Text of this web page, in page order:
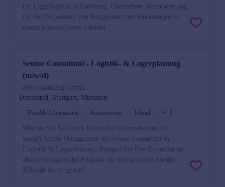
für Lagerlogistik in Garching. Übernehme Verantwortung
für die Disposition von Baugeräten und Werkzeugen in
einem krisensicheren Umfeld.
Senior Consultant - Logistik- & Lagerplanung
(m/w/d)
ebp-consulting GmbH
Dortmund, Stuttgart, München
Flexible Arbeitszeiten Firmenevents Jobrad 3
Werden Sie Teil eines führenden Unternehmens für
Supply Chain Management als Senior Consultant in
Logistik & Lagerplanung. Bringen Sie Ihre Expertise in
abwechslungsreiche Projekte ein und gestalten Sie die
Zukunft der Logistik!